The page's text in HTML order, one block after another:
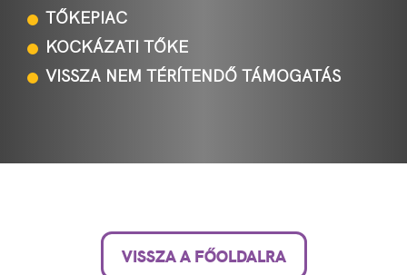
TŐKEPIAC
KOCKÁZATI TŐKE
VISSZA NEM TÉRÍTENDŐ TÁMOGATÁS
VISSZA A FŐOLDALRA